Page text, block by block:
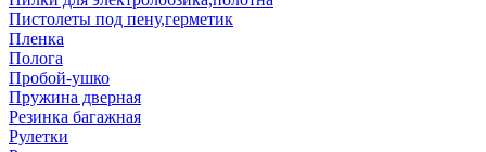
Пистолеты под пену,герметик
Пленка
Полога
Пробой-ушко
Пружина дверная
Резинка багажная
Рулетки